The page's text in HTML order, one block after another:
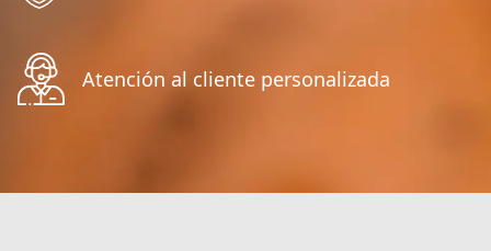
Atención al cliente personalizada